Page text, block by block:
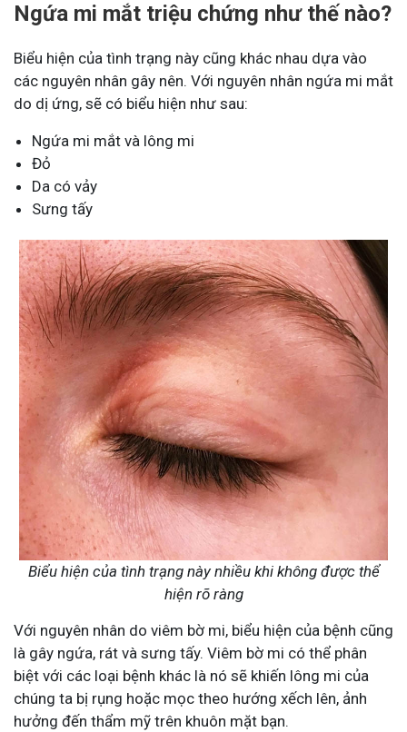
Ngứa mi mắt triệu chứng như thế nào?
Biểu hiện của tình trạng này cũng khác nhau dựa vào
các nguyên nhân gây nên. Với nguyên nhân ngứa mi mắt
do dị ứng, sẽ có biểu hiện như sau:
Ngứa mi mắt và lông mi
Đỏ
Da có vảy
Sưng tấy
Biểu hiện của tình trạng này nhiều khi không được thể
hiện rõ ràng
Với nguyên nhân do viêm bờ mi, biểu hiện của bệnh cũng
là gây ngứa, rát và sưng tấy. Viêm bờ mi có thể phân
biệt với các loại bệnh khác là nó sẽ khiến lông mi của
chúng ta bị rụng hoặc mọc theo hướng xếch lên, ảnh
hưởng đến thẩm mỹ trên khuôn mặt bạn.